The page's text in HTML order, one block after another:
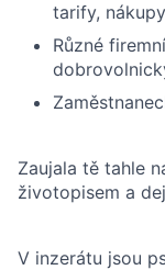
tarify,
Různé
Zaujala tě tahle
životopisem a
V inzerátu jsou